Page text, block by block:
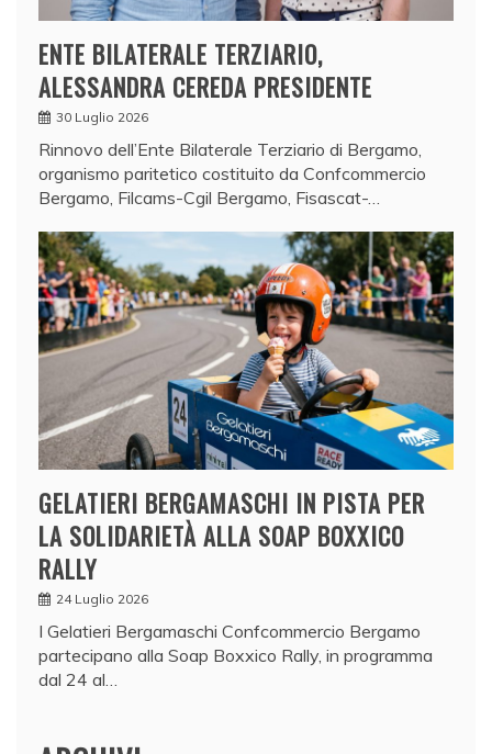
ENTE BILATERALE TERZIARIO,
ALESSANDRA CEREDA PRESIDENTE
30 Luglio 2026
Rinnovo dell’Ente Bilaterale Terziario di Bergamo,
organismo paritetico costituito da Confcommercio
Bergamo, Filcams-Cgil Bergamo, Fisascat-…
GELATIERI BERGAMASCHI IN PISTA PER
LA SOLIDARIETÀ ALLA SOAP BOXXICO
RALLY
24 Luglio 2026
I Gelatieri Bergamaschi Confcommercio Bergamo
partecipano alla Soap Boxxico Rally, in programma
dal 24 al…